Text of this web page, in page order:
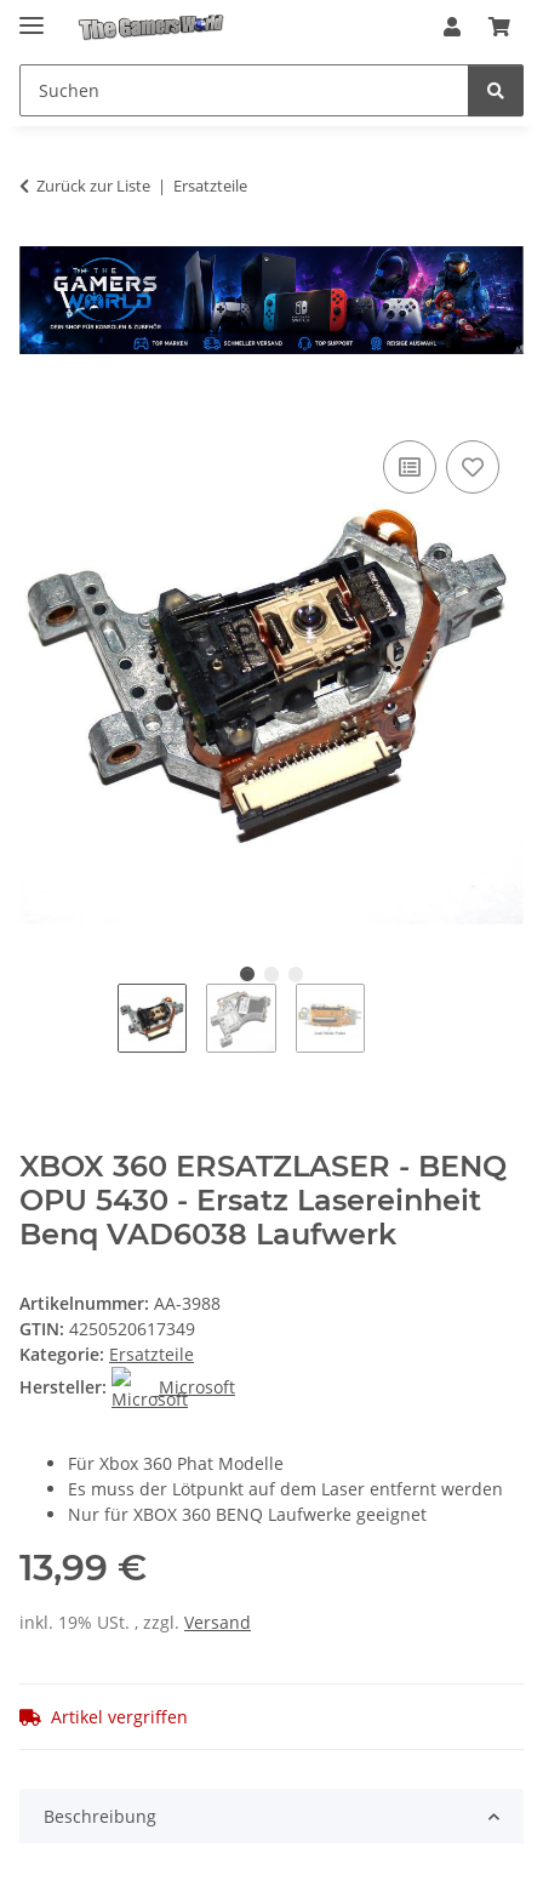
Zurück zur Liste Ersatzteile
XBOX 360 ERSATZLASER - BENQ
OPU 5430 - Ersatz Lasereinheit
Benq VAD6038 Laufwerk
Artikelnummer: AA-3988
GTIN: 4250520617349
Kategorie: Ersatzteile
Hersteller:
Microsoft
Für Xbox 360 Phat Modelle
Es muss der Lötpunkt auf dem Laser entfernt werden
Nur für XBOX 360 BENQ Laufwerke geeignet
13,99 €
inkl. 19% USt. , zzgl. Versand
Artikel vergriffen
Beschreibung